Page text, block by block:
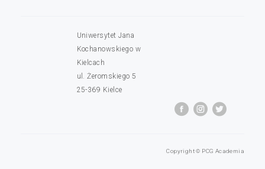
Uniwersytet Jana
Kochanowskiego w
Kielcach
ul. Żeromskiego 5
25-369 Kielce
Copyright © PCG Academia